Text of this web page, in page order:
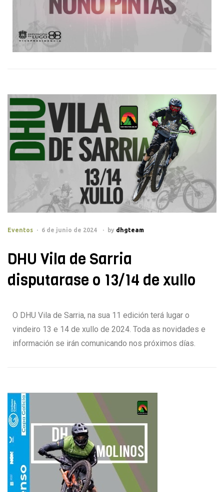
Eventos 6 de junio de 2024 by dhgteam
DHU Vila de Sarria
disputarase o 13/14 de xullo
O DHU Vila de Sarria, na sua 11 edición terá lugar o
vindeiro 13 e 14 de xullo de 2024. Toda as novidades e
información se irán comunicando nos próximos días.